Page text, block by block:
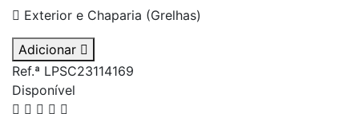
Exterior e Chaparia (Grelhas)
Adicionar
Ref.ª LPSC23114169
Disponível